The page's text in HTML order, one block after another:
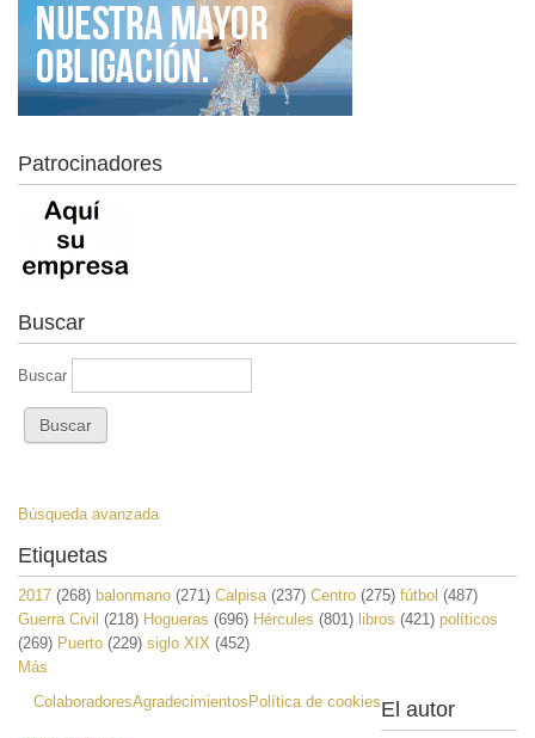
Patrocinadores
Buscar
Buscar
Búsqueda avanzada
Etiquetas
2017 (268) balonmano (271) Calpisa(237) Centro (275) fútbol (487)
Guerra Civil (218) Hogueras (696) Hércules (801) libros (421) políticos
(269) Puerto (229) siglo XIX (452)
Más
ColaboradoresAgradecimientosPolítica de cookiesEl autor